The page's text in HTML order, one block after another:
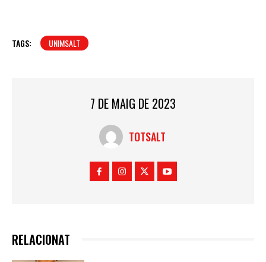
TAGS: UNIMSALT
7 DE MAIG DE 2023
TOTSALT
RELACIONAT